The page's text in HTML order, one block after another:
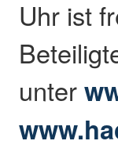
Uhr ist
unter